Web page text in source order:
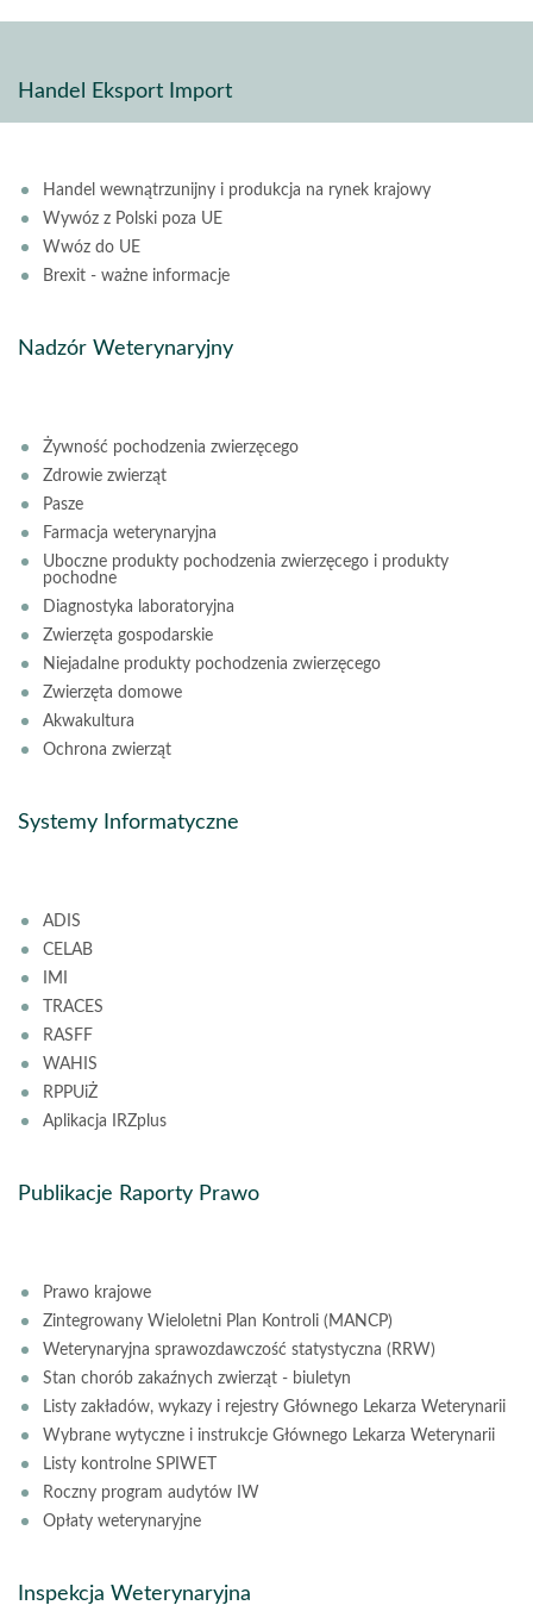
Handel Eksport Import
Handel wewnątrzunijny i produkcja na rynek krajowy
Wywóz z Polski poza UE
Wwóz do UE
Brexit - ważne informacje
Nadzór Weterynaryjny
Żywność pochodzenia zwierzęcego
Zdrowie zwierząt
Pasze
Farmacja weterynaryjna
Uboczne produkty pochodzenia zwierzęcego i produkty
pochodne
Diagnostyka laboratoryjna
Zwierzęta gospodarskie
Niejadalne produkty pochodzenia zwierzęcego
Zwierzęta domowe
Akwakultura
Ochrona zwierząt
Systemy Informatyczne
ADIS
CELAB
IMI
TRACES
RASFF
WAHIS
RPPUiŻ
Aplikacja IRZplus
Publikacje Raporty Prawo
Prawo krajowe
Zintegrowany Wieloletni Plan Kontroli (MANCP)
Weterynaryjna sprawozdawczość statystyczna (RRW)
Stan chorób zakaźnych zwierząt - biuletyn
Listy zakładów, wykazy i rejestry Głównego Lekarza Weterynarii
Wybrane wytyczne i instrukcje Głównego Lekarza Weterynarii
Listy kontrolne SPIWET
Roczny program audytów IW
Opłaty weterynaryjne
Inspekcja Weterynaryjna